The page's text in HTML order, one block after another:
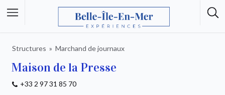
Structures Marchand de journaux
Maison de la Presse
+33 2 97 31 85 70